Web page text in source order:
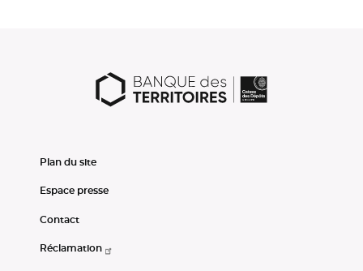
Plan du site
Espace presse
Contact
Réclamation